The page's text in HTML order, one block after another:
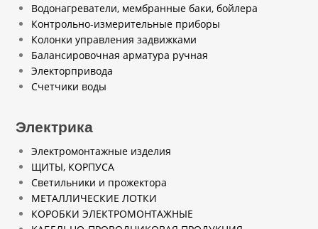
Водонагреватели, мембранные баки, бойлера
Контрольно-измерительные приборы
Колонки управления задвижками
Балансировочная арматура ручная
Электорпривода
Счетчики воды
Электрика
Электромонтажные изделия
ЩИТЫ, КОРПУСА
Светильники и прожектора
МЕТАЛЛИЧЕСКИЕ ЛОТКИ
КОРОБКИ ЭЛЕКТРОМОНТАЖНЫЕ